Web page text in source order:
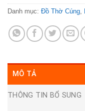
Danh mục: Đồ Thờ Cúng,
MÔ TẢ
THÔNG TIN BỔ SUNG